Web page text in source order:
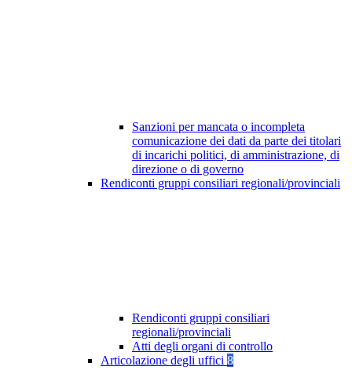
Sanzioni per mancata o incompleta
comunicazione dei dati da parte dei titolari
di incarichi politici, di amministrazione, di
direzione o di governo
Rendiconti gruppi consiliari regionali/provinciali
Rendiconti gruppi consiliari
regionali/provinciali
Atti degli organi di controllo
Articolazione degli uffici 8